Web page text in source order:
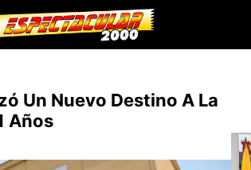
Un Nuevo Destino A La
Años